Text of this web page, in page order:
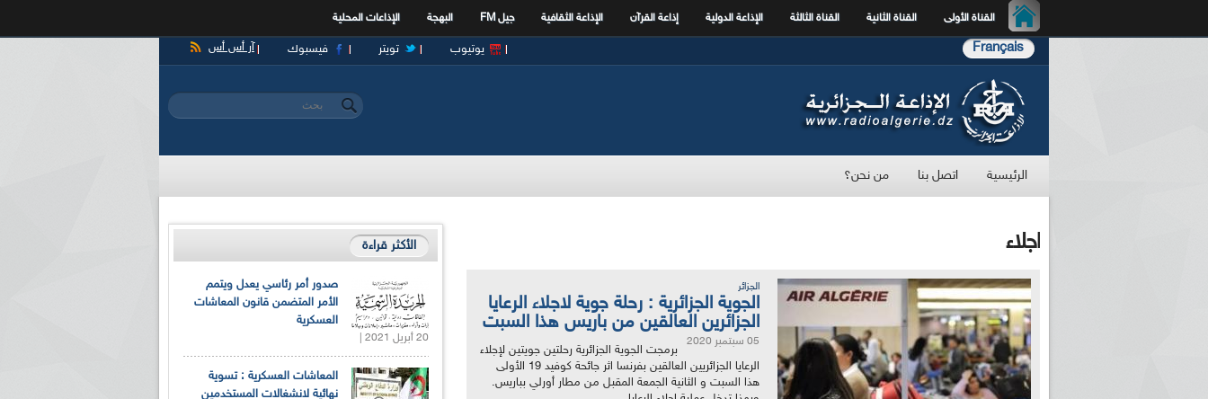
القناة الأولى القناة الثانية القناة الثالثة الإذاعة الدولية إذاعة القرآن الإذاعة الثقافية جيل FM البهجة الإذاعات المحلية
Français آر أس أس فيسبوك تويتر يوتيوب
استمارة البحث
‏بحث ‏
الرئيسية اتصل بنا من نحن؟
اجلاء
الجزائر
الجوية الجزائرية : رحلة جوية لاجلاء الرعايا
الجزائرين العالقين من باريس هذا السبت
05 سبتمبر 2020
برمجت الجوية الجزائرية رحلتين جويتين لإجلاء
الرعايا الجزائريين العالقين بفرنسا اثر جائحة كوفيد 19 الأولى
هذا السبت و الثانية الجمعة المقبل من مطار أورلي بباريس.
الأكثر قراءة
صدور أمر رئاسي يعدل ويتمم
الأمر المتضمن قانون المعاشات
العسكرية
20 أبريل 2021 |
المعاشات العسكرية : تسوية
نهائية لانشغالات المستخدمين